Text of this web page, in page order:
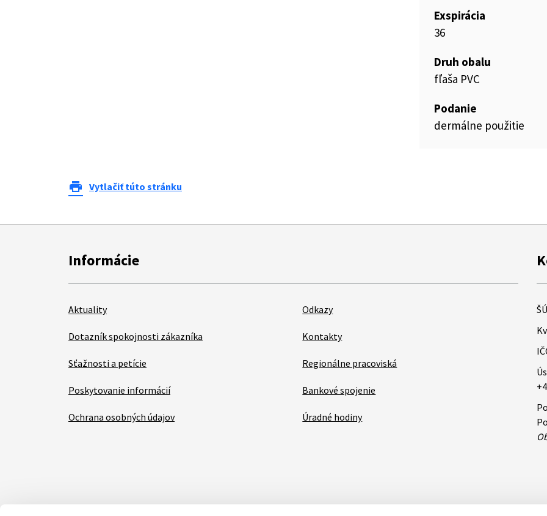
Exspirácia
36
Druh obalu
fľaša PVC
Podanie
dermálne použitie
print Vytlačiť túto stránku
Informácie
Aktuality
Dotazník spokojnosti zákazníka
Sťažnosti a petície
Poskytovanie informácií
Ochrana osobných údajov
Odkazy
Kontakty
Regionálne pracoviská
Bankové spojenie
Úradné hodiny